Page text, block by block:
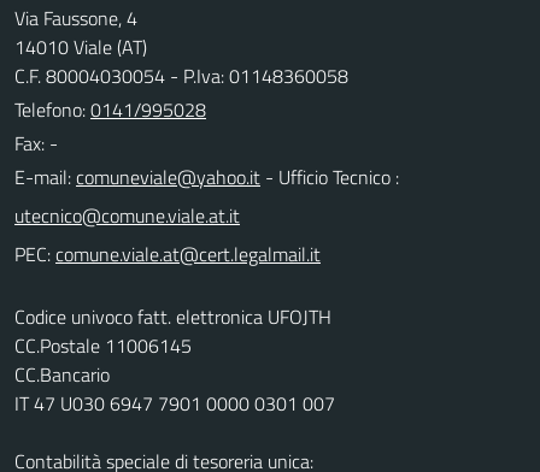
Via Faussone, 4
14010 Viale (AT)
C.F. 80004030054 - P.Iva: 01148360058
Telefono:0141/995028
Fax: -
E-mail:
- Ufficio Tecnico :
PEC:
Codice univoco fatt. elettronica UFOJTH
CC.Postale 11006145
CC.Bancario
IT 47 U030 6947 7901 0000 0301 007
Contabilità speciale di tesoreria unica: